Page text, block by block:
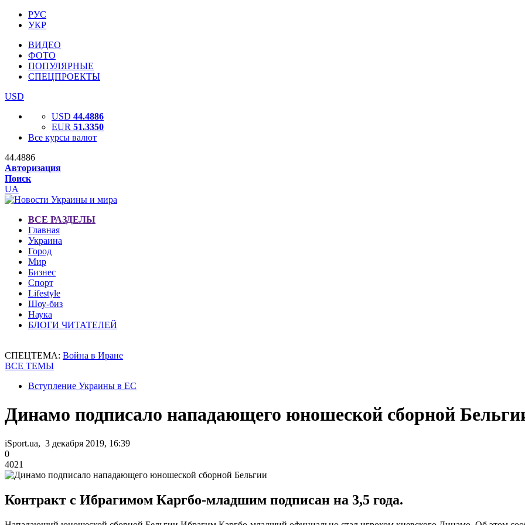
РУС
УКР
ВИДЕО
ФОТО
ПОПУЛЯРНЫЕ
СПЕЦПРОЕКТЫ
USD
USD 44.4886
EUR 51.3350
Все курсы валют
44.4886
Авторизация
Поиск
UA
ВСЕ РАЗДЕЛЫ
Главная
Украина
Город
Мир
Бизнес
Спорт
Lifestyle
Шоу-биз
Наука
БЛОГИ ЧИТАТЕЛЕЙ
СПЕЦТЕМА: Война в Иране
ВСЕ ТЕМЫ
Вступление Украины в ЕС
Динамо подписало нападающего юношеской сборной
iSport.ua, 3 декабря 2019, 16:39
0
4021
Контракт с Ибрагимом Каргбо-младшим подписан на 3,5 года.